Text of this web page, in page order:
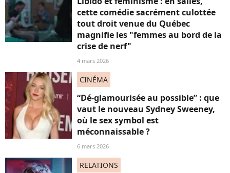
cette comédie sacrément culottée
tout droit venue du Québec
magnifie les "femmes au bord de la
crise de nerf"
4 mars 2026
CINÉMA
“Dé-glamourisée au possible” : que
vaut le nouveau Sydney Sweeney,
où le sex symbol est
méconnaissable ?
6 mars 2026
RELATIONS